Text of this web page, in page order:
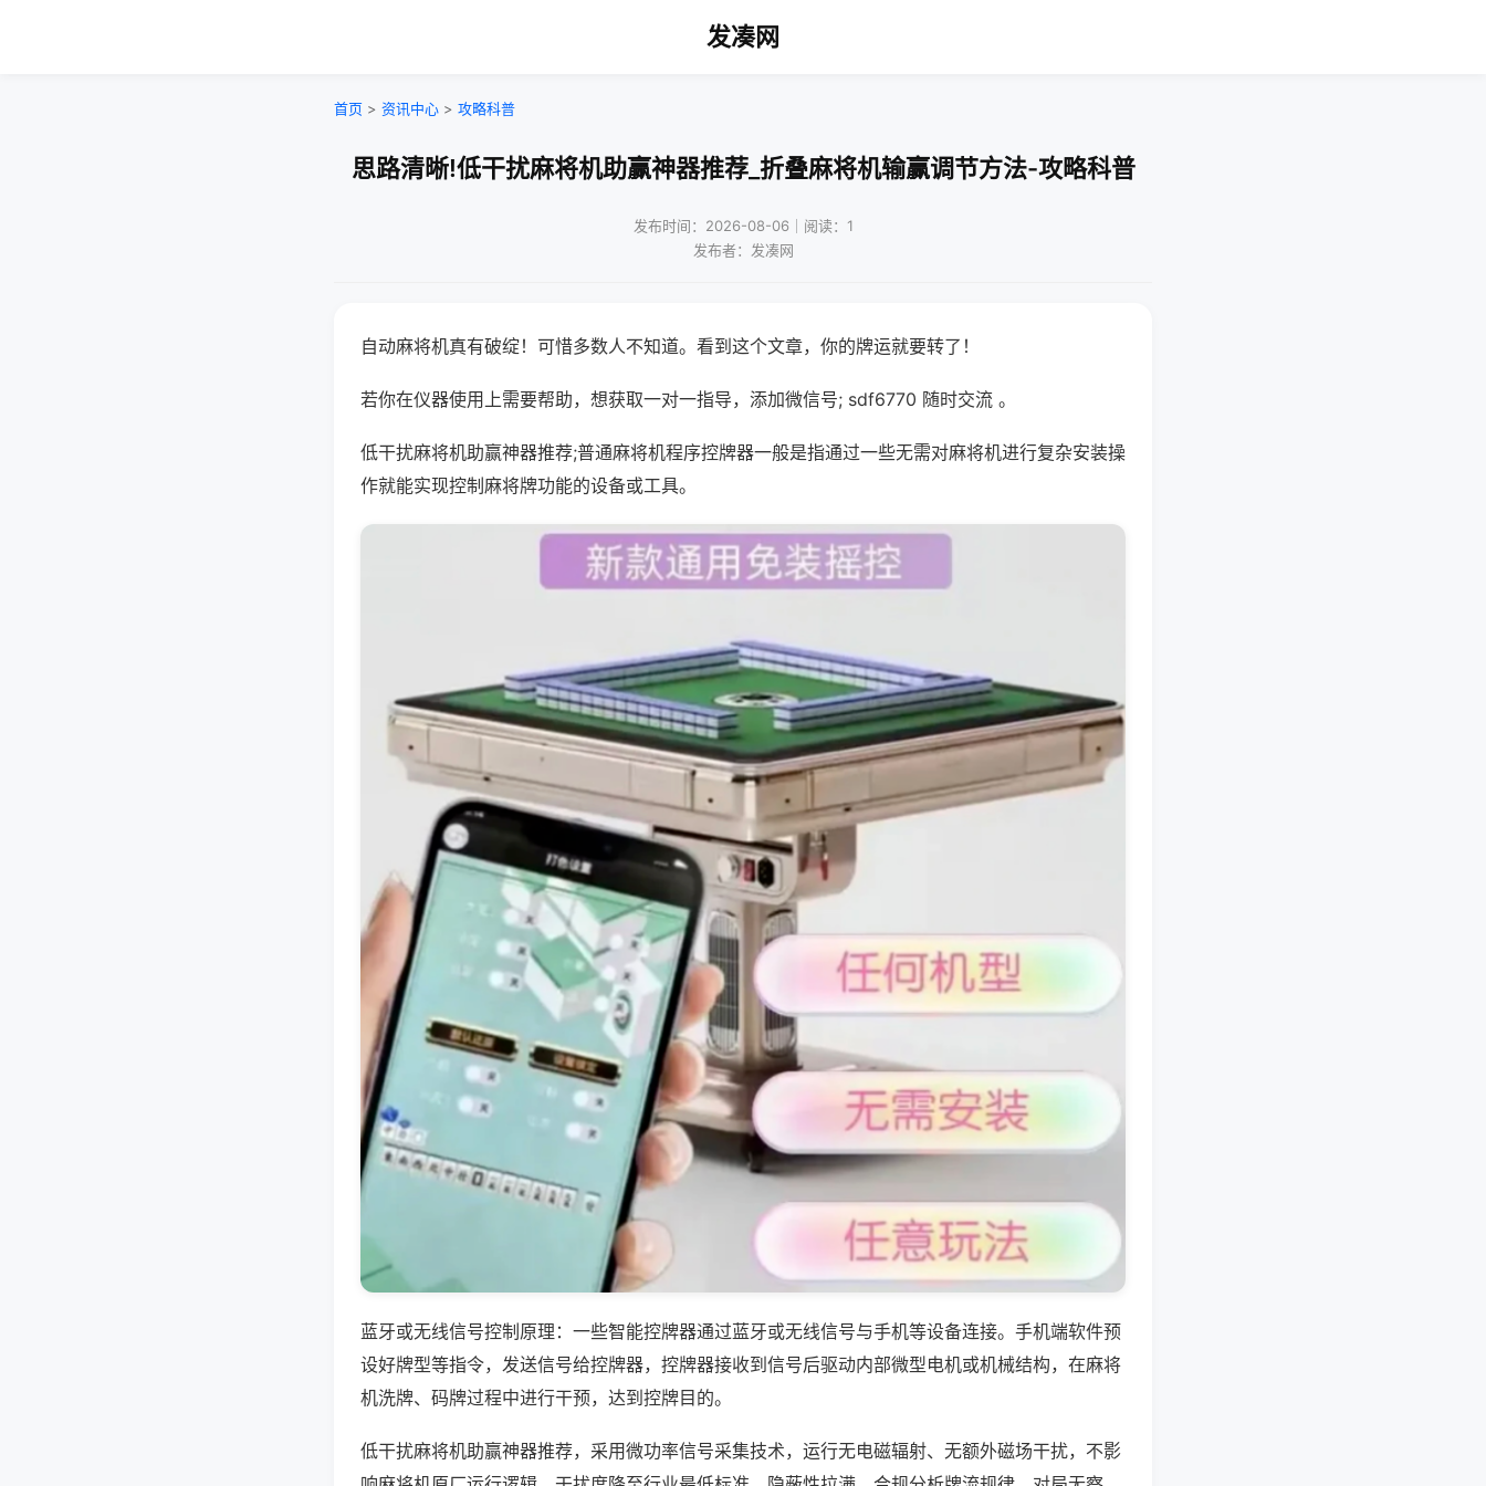
发凑网
首页 > 资讯中心 > 攻略科普
思路清晰!低干扰麻将机助赢神器推荐_折叠麻将机输赢调节方法-攻略科普
发布时间：2026-08-06｜阅读：1
发布者：发凑网
自动麻将机真有破绽！可惜多数人不知道。看到这个文章，你的牌运就要转了！
若你在仪器使用上需要帮助，想获取一对一指导，添加微信号; sdf6770 随时交流 。
低干扰麻将机助赢神器推荐;普通麻将机程序控牌器一般是指通过一些无需对麻将机进行复杂安装操
作就能实现控制麻将牌功能的设备或工具。
蓝牙或无线信号控制原理：一些智能控牌器通过蓝牙或无线信号与手机等设备连接。手机端软件预
设好牌型等指令，发送信号给控牌器，控牌器接收到信号后驱动内部微型电机或机械结构，在麻将
机洗牌、码牌过程中进行干预，达到控牌目的。
低干扰麻将机助赢神器推荐，采用微功率信号采集技术，运行无电磁辐射、无额外磁场干扰，不影